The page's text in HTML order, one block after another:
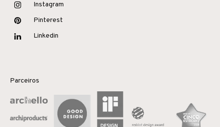
Instagram
Pinterest
Linkedin
Parceiros